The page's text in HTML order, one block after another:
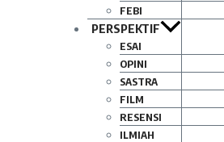
FEBI
PERSPEKTIF
ESAI
OPINI
SASTRA
FILM
RESENSI
ILMIAH